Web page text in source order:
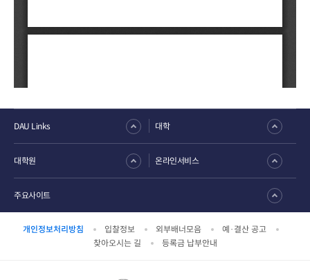
개인정보처리방침 입찰정보 외부배너모음
예·결산 공고
찾아오시는 길
등록금 납부안내
DAU Links 대학
대학원 온라인서비스
주요사이트